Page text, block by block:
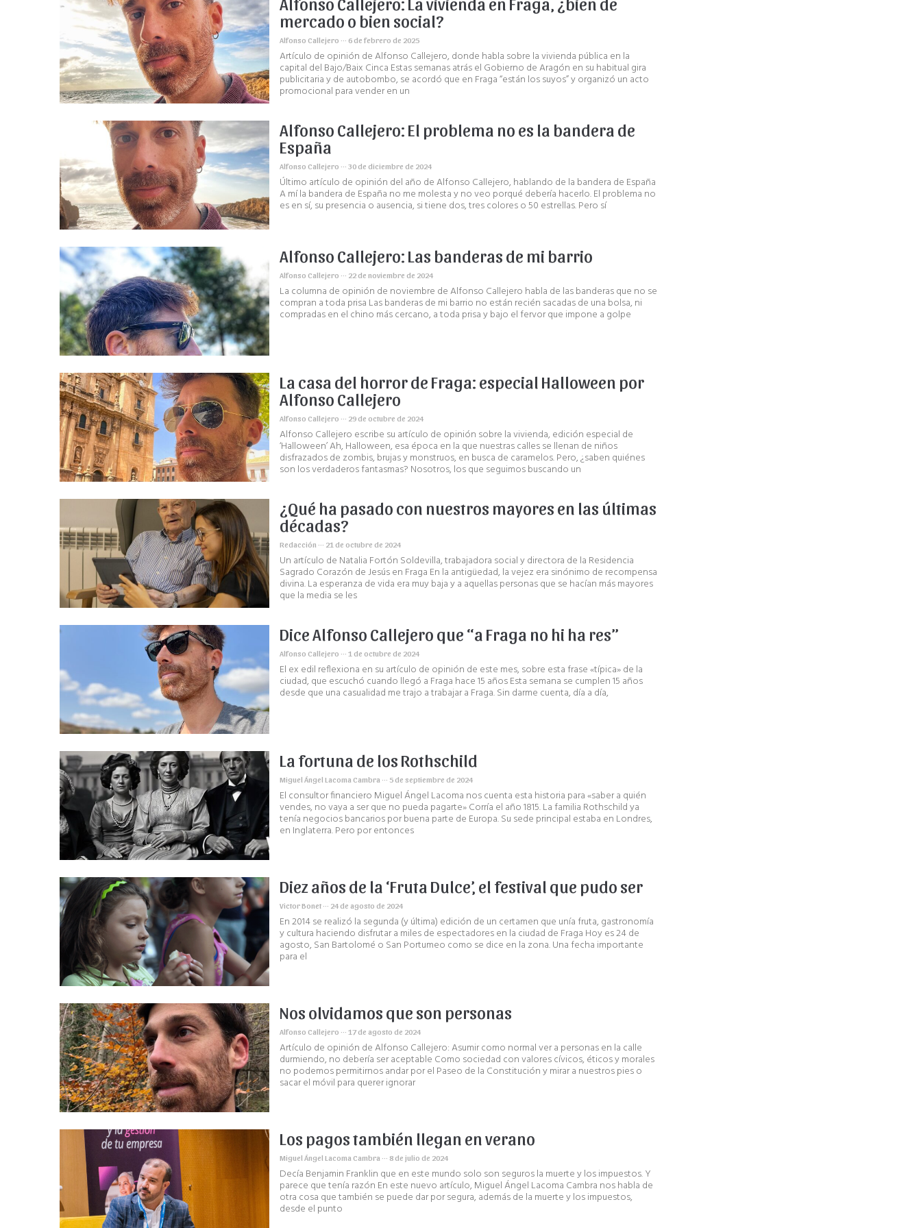
mercado o bien social?
Alfonso Callejero 6 de febrero de 2025
Artículo de opinión de Alfonso Callejero, donde habla sobre la vivienda pública en la
capital del Bajo/Baix Cinca Estas semanas atrás el Gobierno de Aragón en su habitual gira
publicitaria y de autobombo, se acordó que en Fraga “están los suyos” y organizó un acto
promocional para vender en un
Alfonso Callejero: El problema no es la bandera de
España
Alfonso Callejero 30 de diciembre de 2024
Último artículo de opinión del año de Alfonso Callejero, hablando de la bandera de España
A mí la bandera de España no me molesta y no veo porqué debería hacerlo. El problema no
es en sí, su presencia o ausencia, si tiene dos, tres colores o 50 estrellas. Pero sí
Alfonso Callejero: Las banderas de mi barrio
Alfonso Callejero 22 de noviembre de 2024
La columna de opinión de noviembre de Alfonso Callejero habla de las banderas que no se
compran a toda prisa Las banderas de mi barrio no están recién sacadas de una bolsa, ni
compradas en el chino más cercano, a toda prisa y bajo el fervor que impone a golpe
La casa del horror de Fraga: especial Halloween por
Alfonso Callejero
Alfonso Callejero 29 de octubre de 2024
Alfonso Callejero escribe su artículo de opinión sobre la vivienda, edición especial de
‘Halloween’ Ah, Halloween, esa época en la que nuestras calles se llenan de niños
disfrazados de zombis, brujas y monstruos, en busca de caramelos. Pero, ¿saben quiénes
son los verdaderos fantasmas? Nosotros, los que seguimos buscando un
¿Qué ha pasado con nuestros mayores en las últimas
décadas?
Redacción 21 de octubre de 2024
Un artículo de Natalia Fortón Soldevilla, trabajadora social y directora de la Residencia
Sagrado Corazón de Jesús en Fraga En la antigüedad, la vejez era sinónimo de recompensa
divina. La esperanza de vida era muy baja y a aquellas personas que se hacían más mayores
que la media se les
Dice Alfonso Callejero que “a Fraga no hi ha res”
Alfonso Callejero 1 de octubre de 2024
El ex edil reflexiona en su artículo de opinión de este mes, sobre esta frase «típica» de la
ciudad, que escuchó cuando llegó a Fraga hace 15 años Esta semana se cumplen 15 años
desde que una casualidad me trajo a trabajar a Fraga. Sin darme cuenta, día a día,
La fortuna de los Rothschild
Miguel Ángel Lacoma Cambra 5 de septiembre de 2024
El consultor financiero Miguel Ángel Lacoma nos cuenta esta historia para «saber a quién
vendes, no vaya a ser que no pueda pagarte» Corría el año 1815. La familia Rothschild ya
tenía negocios bancarios por buena parte de Europa. Su sede principal estaba en Londres,
en Inglaterra. Pero por entonces
Diez años de la ‘Fruta Dulce’, el festival que pudo ser
Victor Bonet 24 de agosto de 2024
En 2014 se realizó la segunda (y última) edición de un certamen que unía fruta, gastronomía
y cultura haciendo disfrutar a miles de espectadores en la ciudad de Fraga Hoy es 24 de
agosto, San Bartolomé o San Portumeo como se dice en la zona. Una fecha importante
para el
Nos olvidamos que son personas
Alfonso Callejero 17 de agosto de 2024
Artículo de opinión de Alfonso Callejero: Asumir como normal ver a personas en la calle
durmiendo, no debería ser aceptable Como sociedad con valores cívicos, éticos y morales
no podemos permitirnos andar por el Paseo de la Constitución y mirar a nuestros pies o
sacar el móvil para querer ignorar
Los pagos también llegan en verano
Miguel Ángel Lacoma Cambra 8 de julio de 2024
Decía Benjamin Franklin que en este mundo solo son seguros la muerte y los impuestos. Y
parece que tenía razón En este nuevo artículo, Miguel Ángel Lacoma Cambra nos habla de
otra cosa que también se puede dar por segura, además de la muerte y los impuestos,
desde el punto